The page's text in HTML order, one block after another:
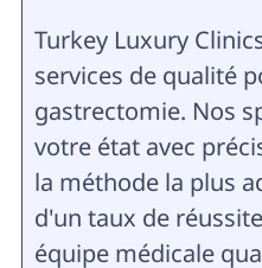
Turkey Luxury
services de qualité
gastrectomie. Nos
votre état avec
la méthode la plus
d'un taux de
équipe médicale